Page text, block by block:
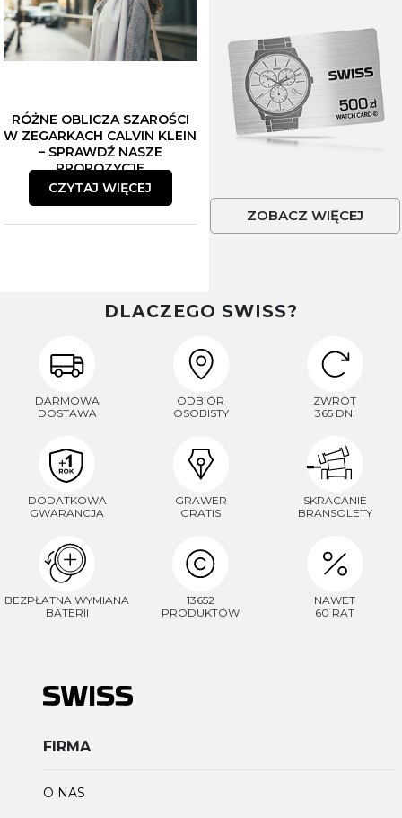
RÓŻNE OBLICZA SZAROŚCI
W ZEGARKACH CALVIN KLEIN
– SPRAWDŹ NASZE
PROPOZYCJE
CZYTAJ WIĘCEJ
ZOBACZ WIĘCEJ
DLACZEGO SWISS?
DARMOWA
DOSTAWA
ODBIÓR
OSOBISTY
ZWROT
365 DNI
DODATKOWA
GWARANCJA
GRAWER
GRATIS
SKRACANIE
BRANSOLETY
BEZPŁATNA WYMIANA
BATERII
13652
PRODUKTÓW
NAWET
60 RAT
FIRMA
O NAS